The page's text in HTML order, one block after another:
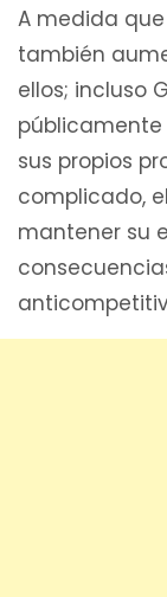
A medida
también
ellos; incluso
sus propios
complicado,
mantener su